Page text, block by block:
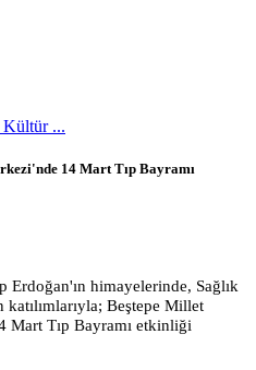
Kültür ...
14 Mart Tıp Bayramı
Erdoğan'ın himayelerinde, Sağlık
katılımlarıyla; Beştepe Millet
Tıp Bayramı etkinliği